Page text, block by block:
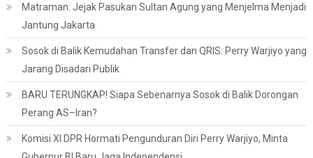
Matraman: Jejak Pasukan Sultan Agung yang Menjelma Menjadi
Jantung Jakarta
Sosok di Balik Kemudahan Transfer dan QRIS: Perry Warjiyo yang
Jarang Disadari Publik
BARU TERUNGKAP! Siapa Sebenarnya Sosok di Balik Dorongan
Perang AS–Iran?
Komisi XI DPR Hormati Pengunduran Diri Perry Warjiyo, Minta